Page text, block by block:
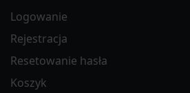
Logowanie
Rejestracja
Resetowanie hasła
Koszyk